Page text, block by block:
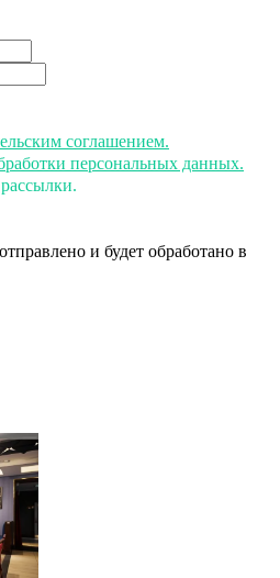
соглашением.
персональных данных.
и будет обработано в